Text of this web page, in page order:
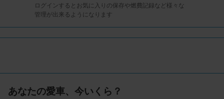
ログインするとお気に入りの保存や燃費記録など様々な
管理が出来るようになります
あなたの愛車、今いくら？